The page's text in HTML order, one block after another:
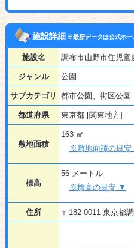
施設詳細※最新データは公式ホー
施設名 調布市山野市住児童
ジャンル 公園
サブカテゴリ 都市公園、街区公園
都道府県 東京都 [関東地方]
敷地面積
163 ㎡
※敷地面積の目
標高
56 メートル
※標高の目安 ▼
住所 〒182-0011 東京都